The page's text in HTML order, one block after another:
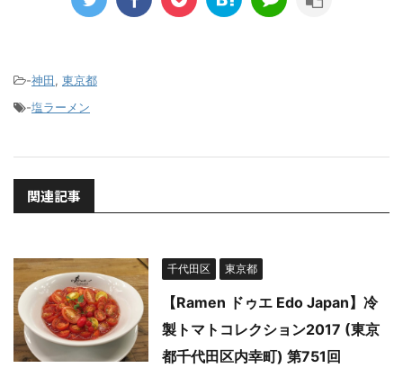
-神田, 東京都
-塩ラーメン
関連記事
千代田区 東京都
【Ramen ドゥエ Edo Japan】冷
製トマトコレクション2017 (東京
都千代田区内幸町) 第751回